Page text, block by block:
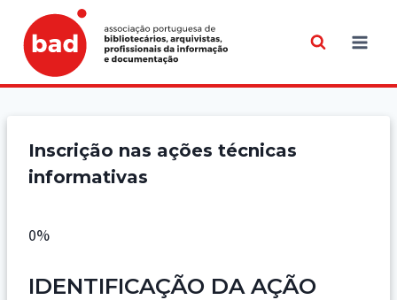
content
Inscrição nas ações técnicas
informativas
0%
IDENTIFICAÇÃO DA AÇÃO